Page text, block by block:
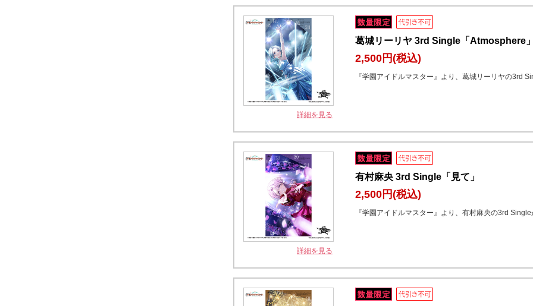
詳細を見る
葛城リーリヤ 3rd Single「Atmosphere」
2,500円(税込)
『学園アイドルマスター』より、葛城リーリヤの3rd
詳細を見る
有村麻央 3rd Single「見て」
2,500円(税込)
『学園アイドルマスター』より、有村麻央の3rd Single